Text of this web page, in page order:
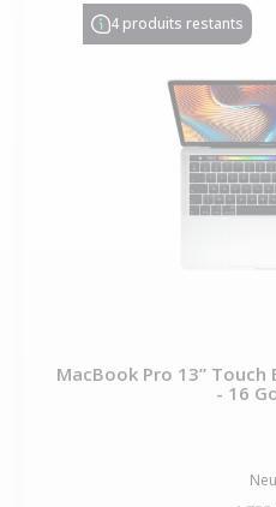
4 produits restants
MacBook Pro 13” Touch
- 16